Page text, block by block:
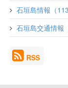
石垣島情報（113
石垣島交通情報
RSS